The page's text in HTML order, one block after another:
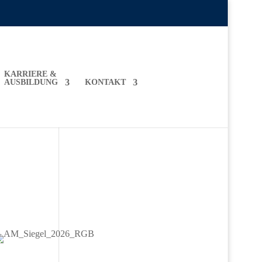
KARRIERE &
AUSBILDUNG
KONTAKT